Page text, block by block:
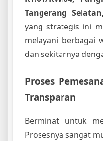
Tangerang
yang strategis ini
melayani berbagai
dan sekitarnya
Proses
Transparan
Berminat untuk
Prosesnya sangat